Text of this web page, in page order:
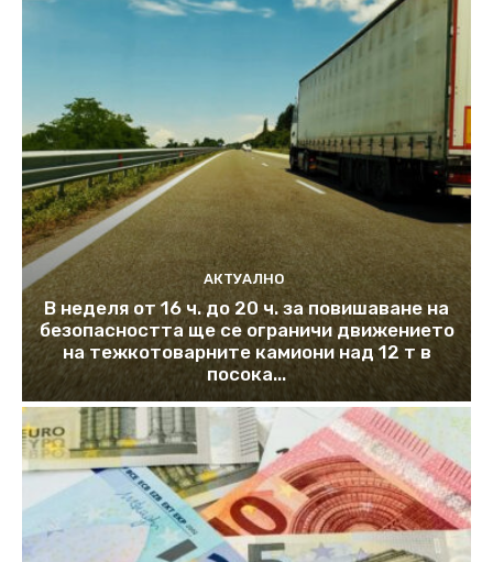
АКТУАЛНО
В неделя от 16 ч. до 20 ч. за повишаване на
безопасността ще се ограничи движението
на тежкотоварните камиони над 12 т в
посока...